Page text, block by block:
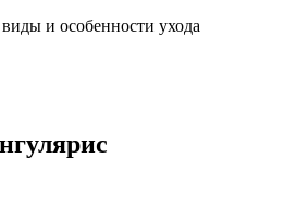
и особенности ухода